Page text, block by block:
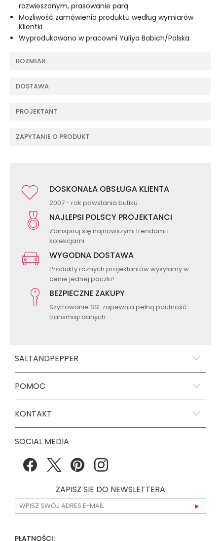
rozwieszonym, prasowanie parą.
Możliwość zamówienia produktu według wymiarów
Klientki.
Wyprodukowano w pracowni Yuliya Babich/Polska.
ROZMIAR
DOSTAWA
PROJEKTANT
ZAPYTANIE O PRODUKT
DOSKONAŁA OBSŁUGA KLIENTA
2007 - rok powstania butiku
NAJLEPSI POLSCY PROJEKTANCI
Zainspiruj się najnowszymi trendami i
kolekcjami
WYGODNA DOSTAWA
Produkty różnych projektantów wysyłamy w
cenie jednej paczki!
BEZPIECZNE ZAKUPY
Szyfrowanie SSL zapewnia pełną poufność
transmisji danych
SALTANDPEPPER
POMOC
KONTAKT
SOCIAL MEDIA
ZAPISZ SIE DO NEWSLETTERA
PŁATNOŚCI: